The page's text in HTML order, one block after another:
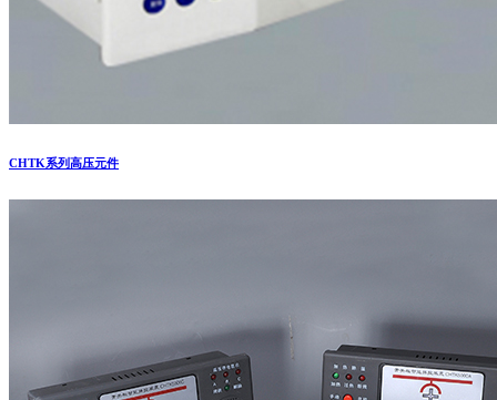
CHTK系列高压元件